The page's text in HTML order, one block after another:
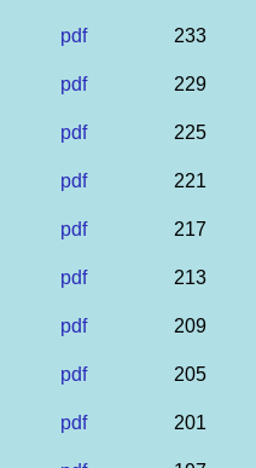
pdf 233
pdf 229
pdf 225
pdf 221
pdf 217
pdf 213
pdf 209
pdf 205
pdf 201